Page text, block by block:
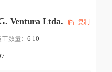
Ventura Ltda.
复制
工数量： 6-10